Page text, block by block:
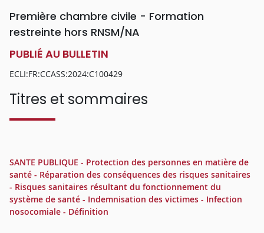
Première chambre civile - Formation
restreinte hors RNSM/NA
PUBLIÉ AU BULLETIN
ECLI:FR:CCASS:2024:C100429
Titres et sommaires
SANTE PUBLIQUE - Protection des personnes en matière de
santé - Réparation des conséquences des risques sanitaires
- Risques sanitaires résultant du fonctionnement du
système de santé - Indemnisation des victimes - Infection
nosocomiale - Définition